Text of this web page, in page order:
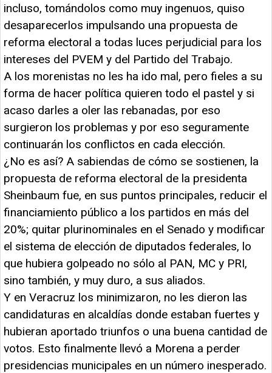
incluso, tomándolos como muy ingenuos, quiso
desaparecerlos impulsando una propuesta de
reforma electoral a todas luces perjudicial para los
intereses del PVEM y del Partido del Trabajo.
A los morenistas no les ha ido mal, pero fieles a su
forma de hacer política quieren todo el pastel y si
acaso darles a oler las rebanadas, por eso
surgieron los problemas y por eso seguramente
continuarán los conflictos en cada elección.
¿No es así? A sabiendas de cómo se sostienen, la
propuesta de reforma electoral de la presidenta
Sheinbaum fue, en sus puntos principales, reducir el
financiamiento público a los partidos en más del
20%; quitar plurinominales en el Senado y modificar
el sistema de elección de diputados federales, lo
que hubiera golpeado no sólo al PAN, MC y PRI,
sino también, y muy duro, a sus aliados.
Y en Veracruz los minimizaron, no les dieron las
candidaturas en alcaldías donde estaban fuertes y
hubieran aportado triunfos o una buena cantidad de
votos. Esto finalmente llevó a Morena a perder
presidencias municipales en un número inesperado.